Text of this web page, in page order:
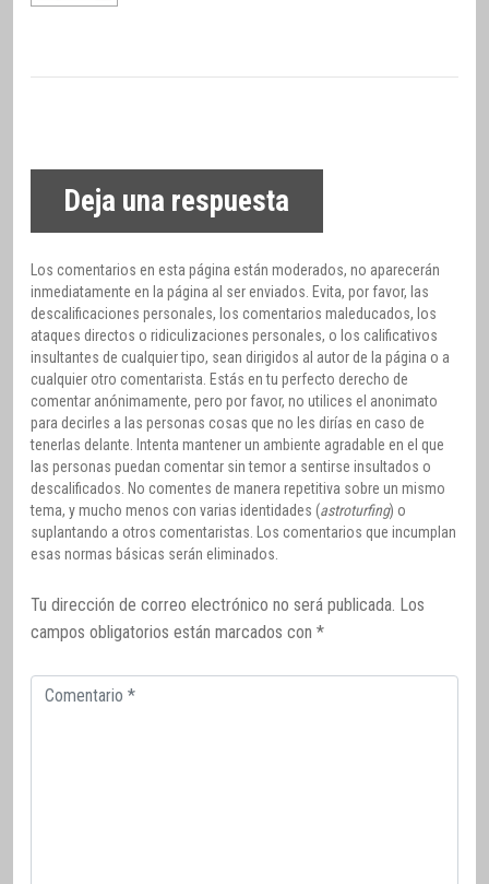
Deja una respuesta
Los comentarios en esta página están moderados, no aparecerán
inmediatamente en la página al ser enviados. Evita, por favor, las
descalificaciones personales, los comentarios maleducados, los
ataques directos o ridiculizaciones personales, o los calificativos
insultantes de cualquier tipo, sean dirigidos al autor de la página o a
cualquier otro comentarista. Estás en tu perfecto derecho de
comentar anónimamente, pero por favor, no utilices el anonimato
para decirles a las personas cosas que no les dirías en caso de
tenerlas delante. Intenta mantener un ambiente agradable en el que
las personas puedan comentar sin temor a sentirse insultados o
descalificados. No comentes de manera repetitiva sobre un mismo
tema, y mucho menos con varias identidades (astroturfing) o
suplantando a otros comentaristas. Los comentarios que incumplan
esas normas básicas serán eliminados.
Tu dirección de correo electrónico no será publicada. Los
campos obligatorios están marcados con *
Comentario